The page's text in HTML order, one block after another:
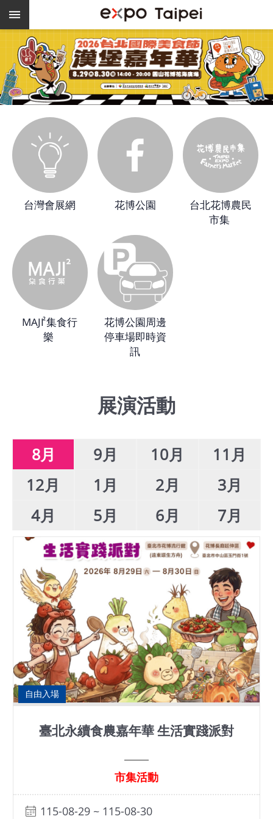
跳到主要內容區塊
關
鍵
字
地
餘
爭
館
會
場
申
請
創
地
館
租
借
花
博
首
頁
台灣會展網 花博公園
台北花博農民
市集
MAJI 集食行
樂
花博公園周邊
停車場即時資
訊
展演活動
8月 9月 10月
11月
12月
1月 2月
3月
4月
5月 6月 7月
自由入場
臺北永續食農嘉年華 生活實踐派對
市集活動
115-08-29 ~ 115-08-30